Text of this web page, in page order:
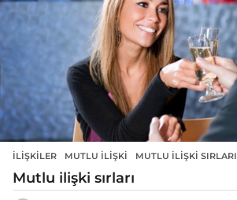
İLIŞKILER MUTLU ILIŞKI ,MUTLU ILIŞKI SIRLARI
Mutlu ilişki sırları